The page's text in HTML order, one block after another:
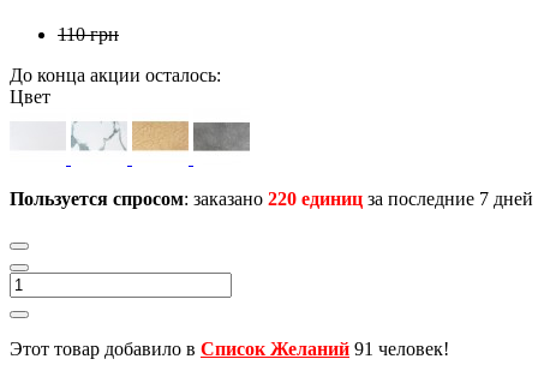
110 грн
До конца акции осталось:
Цвет
Пользуется спросом: заказано 220 единиц за последние 7 дней
Этот товар добавило в Список Желаний 91 человек!